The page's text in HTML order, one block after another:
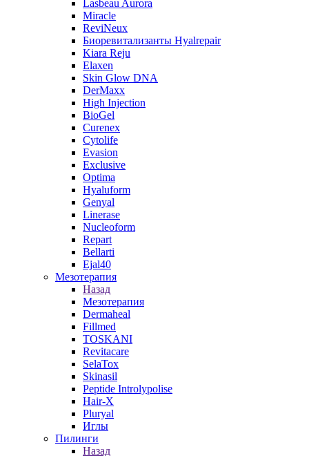
Lasbeau Aurora
Miracle
ReviNeux
Биоревитализанты Hyalrepair
Kiara Reju
Elaxen
Skin Glow DNA
DerMaxx
High Injection
BioGel
Curenex
Cytolife
Evasion
Exclusive
Optima
Hyaluform
Genyal
Linerase
Nucleoform
Repart
Bellarti
Ejal40
Мезотерапия
Назад
Мезотерапия
Dermaheal
Fillmed
TOSKANI
Revitacare
SelaTox
Skinasil
Peptide Introlypolise
Hair-X
Pluryal
Иглы
Пилинги
Назад